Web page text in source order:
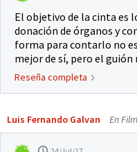
El objetivo de la cinta es
donación de órganos y
forma para contarlo no
mejor de sí, pero el guión
Reseña completa
Luis Fernando Galvan En